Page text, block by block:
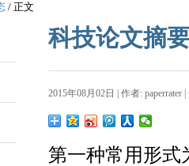
/ 正文
科技论文摘
2015年08月02日 | 作者: paperrater
第一种常用形式